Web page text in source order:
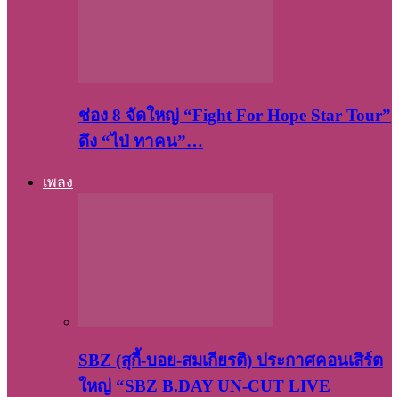
ช่อง 8 จัดใหญ่ “Fight For Hope Star Tour”
ดึง “ไป่ ทาคน”…
เพลง
SBZ (สุกี้-บอย-สมเกียรติ) ประกาศคอนเสิร์ต
ใหญ่ “SBZ B.DAY UN-CUT LIVE